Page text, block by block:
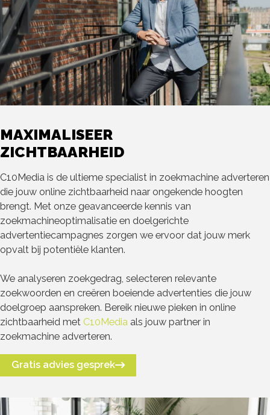
MAXIMALISEER
ZICHTBAARHEID
C10Media is de ultieme specialist in zoekmachine adverteren
die jouw online zichtbaarheid naar ongekende hoogten
brengt. Met onze geavanceerde kennis van
zoekmachineoptimalisatie en doelgerichte
advertentiecampagnes zorgen we ervoor dat jouw merk
opvalt bij potentiële klanten.
We analyseren zoekgedrag, selecteren relevante
zoekwoorden en creëren boeiende advertenties die jouw
doelgroep aanspreken. Bereik nieuwe pieken in online
zichtbaarheid met C10Media als jouw partner in
zoekmachine adverteren.
Gratis advies gesprek